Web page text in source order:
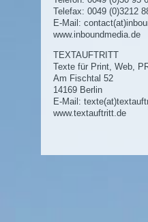
Telefax: 0049 (0)3212
E-Mail:
www.inboundmedia.de
TEXTAUFTRITT
Texte für Print, Web,
Am Fischtal 52
14169 Berlin
E-Mail:
www.textauftritt.de